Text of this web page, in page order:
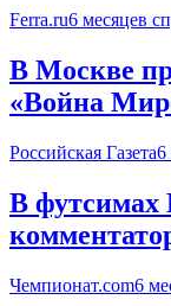
Ferra.ru6 месяцев
В Москве
«Война
Российская Газета6
В футсимах
Чемпионат.com6